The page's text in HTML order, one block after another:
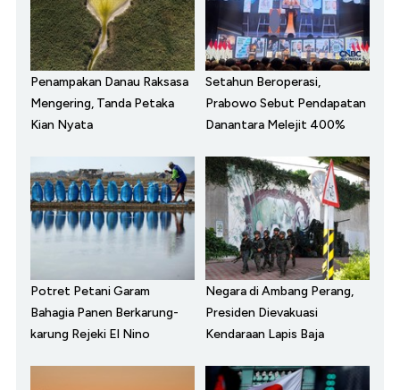
Penampakan Danau Raksasa
Mengering, Tanda Petaka
Kian Nyata
Setahun Beroperasi,
Prabowo Sebut Pendapatan
Danantara Melejit 400%
Potret Petani Garam
Bahagia Panen Berkarung-
karung Rejeki El Nino
Negara di Ambang Perang,
Presiden Dievakuasi
Kendaraan Lapis Baja